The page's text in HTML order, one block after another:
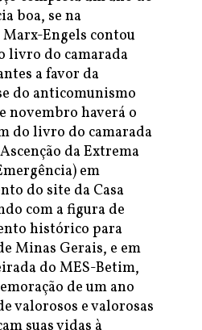
boa, se na
Marx-Engels contou
livro do camarada
a favor da
do anticomunismo
novembro haverá o
do livro do camarada
da Extrema
em
do site da Casa
com a figura de
histórico para
Minas Gerais, e em
do MES-Betim,
de um ano
valorosos e valorosas